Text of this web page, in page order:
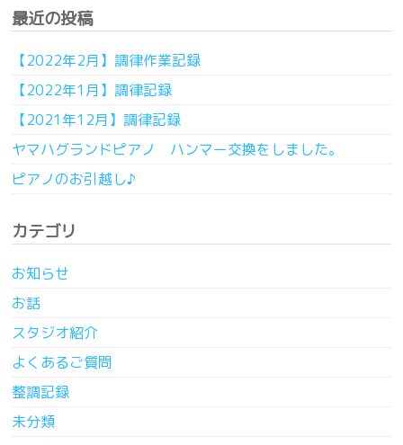
最近の投稿
【2022年2月】調律作業記録
【2022年1月】調律記録
【2021年12月】調律記録
ヤマハグランドピアノ ハンマー交換をしました。
ピアノのお引越し♪
カテゴリ
お知らせ
お話
スタジオ紹介
よくあるご質問
整調記録
未分類